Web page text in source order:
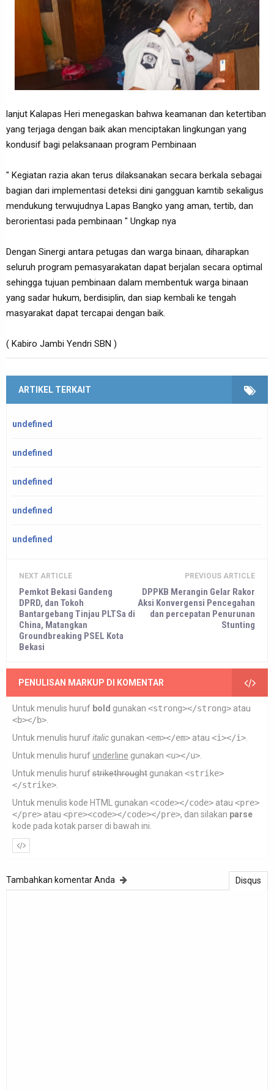
lanjut Kalapas Heri menegaskan bahwa keamanan dan ketertiban
yang terjaga dengan baik akan menciptakan lingkungan yang
kondusif bagi pelaksanaan program Pembinaan
" Kegiatan razia akan terus dilaksanakan secara berkala sebagai
bagian dari implementasi deteksi dini gangguan kamtib sekaligus
mendukung terwujudnya Lapas Bangko yang aman, tertib, dan
berorientasi pada pembinaan " Ungkap nya
Dengan Sinergi antara petugas dan warga binaan, diharapkan
seluruh program pemasyarakatan dapat berjalan secara optimal
sehingga tujuan pembinaan dalam membentuk warga binaan
yang sadar hukum, berdisiplin, dan siap kembali ke tengah
masyarakat dapat tercapai dengan baik.
( Kabiro Jambi Yendri SBN )
ARTIKEL TERKAIT
undefined
undefined
undefined
undefined
undefined
NEXT ARTICLE
Pemkot Bekasi Gandeng
DPRD, dan Tokoh
Bantargebang Tinjau PLTSa di
China, Matangkan
Groundbreaking PSEL Kota
Bekasi
PREVIOUS ARTICLE
DPPKB Merangin Gelar Rakor
Aksi Konvergensi Pencegahan
dan percepatan Penurunan
Stunting
PENULISAN MARKUP DI KOMENTAR
Untuk menulis huruf bold gunakan <strong></strong> atau
<b></b>.
Untuk menulis hurufitalic gunakan <em></em> atau <i></i>.
Untuk menulis hurufunderline gunakan <u></u>.
Untuk menulis hurufstrikethrought gunakan <strike>
</strike>.
Untuk menulis kode HTML gunakan <code></code> atau <pre>
</pre> atau <pre><code></code></pre>, dan silakan parse
kode pada kotak parser di bawah ini.
Disqus
Tambahkan komentar Anda